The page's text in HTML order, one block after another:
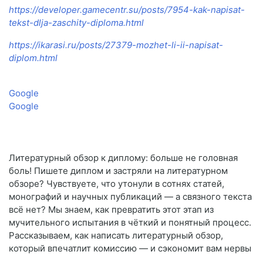
https://developer.gamecentr.su/posts/7954-kak-napisat-
tekst-dlja-zaschity-diploma.html
https://ikarasi.ru/posts/27379-mozhet-li-ii-napisat-
diplom.html
Google
Google
Литературный обзор к диплому: больше не головная
боль! Пишете диплом и застряли на литературном
обзоре? Чувствуете, что утонули в сотнях статей,
монографий и научных публикаций — а связного текста
всё нет? Мы знаем, как превратить этот этап из
мучительного испытания в чёткий и понятный процесс.
Рассказываем, как написать литературный обзор,
который впечатлит комиссию — и сэкономит вам нервы